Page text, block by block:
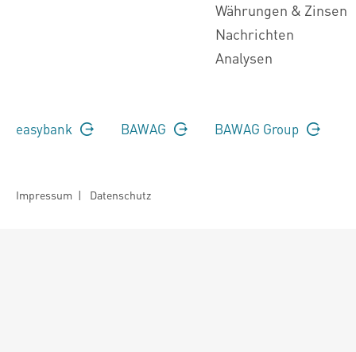
Währungen & Zinsen
Nachrichten
Analysen
easybank BAWAG BAWAG Group
Impressum | Datenschutz